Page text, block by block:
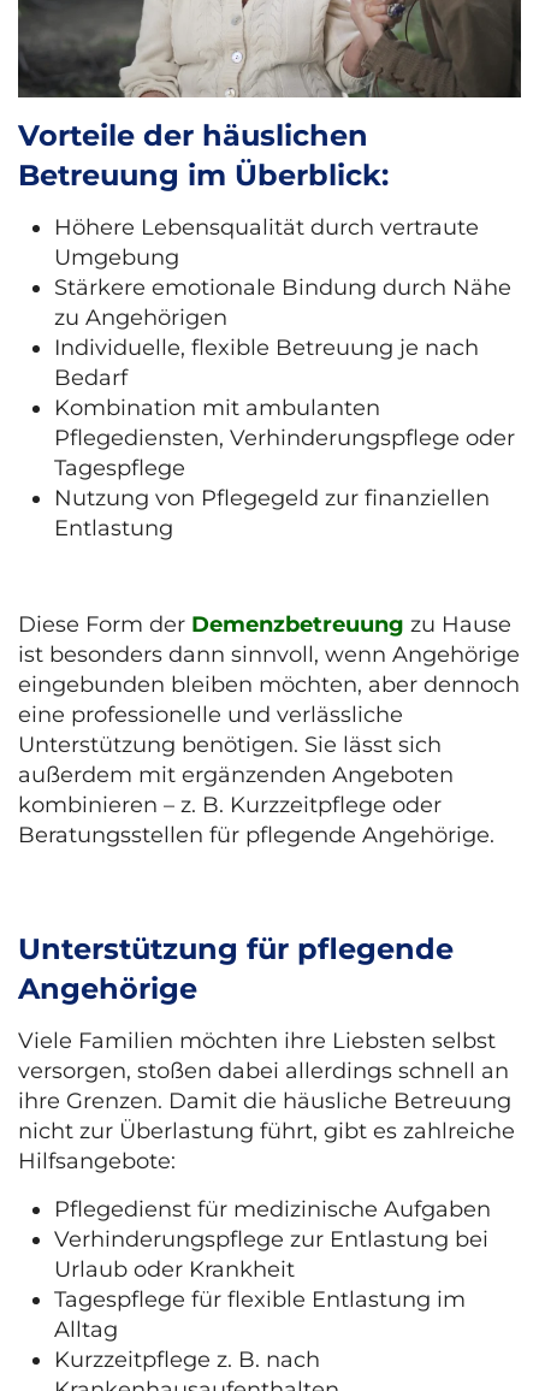
Vorteile der häuslichen
Betreuung im Überblick:
Höhere Lebensqualität durch vertraute
Umgebung
Stärkere emotionale Bindung durch Nähe
zu Angehörigen
Individuelle, flexible Betreuung je nach
Bedarf
Kombination mit ambulanten
Pflegediensten, Verhinderungspflege oder
Tagespflege
Nutzung von Pflegegeld zur finanziellen
Entlastung
Diese Form der Demenzbetreuung zu Hause
ist besonders dann sinnvoll, wenn Angehörige
eingebunden bleiben möchten, aber dennoch
eine professionelle und verlässliche
Unterstützung benötigen. Sie lässt sich
außerdem mit ergänzenden Angeboten
kombinieren – z. B. Kurzzeitpflege oder
Beratungsstellen für pflegende Angehörige.
Unterstützung für pflegende
Angehörige
Viele Familien möchten ihre Liebsten selbst
versorgen, stoßen dabei allerdings schnell an
ihre Grenzen. Damit die häusliche Betreuung
nicht zur Überlastung führt, gibt es zahlreiche
Hilfsangebote:
Pflegedienst für medizinische Aufgaben
Verhinderungspflege zur Entlastung bei
Urlaub oder Krankheit
Tagespflege für flexible Entlastung im
Alltag
Kurzzeitpflege z. B. nach